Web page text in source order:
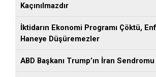
Kaçınılmazdır
İktidarın Ekonomi Programı Çöktü,
Haneye Düşüremezler
ABD Başkanı Trump’ın İran Sendromu